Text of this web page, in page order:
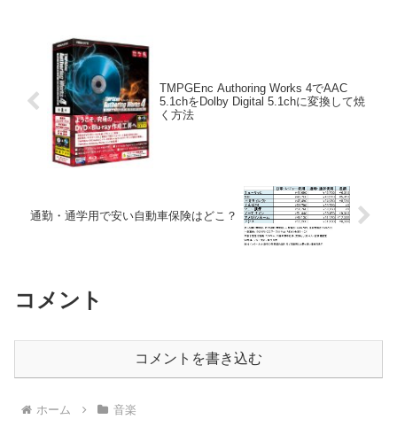
TMPGEnc Authoring Works 4でAAC
5.1chをDolby Digital 5.1chに変換して焼
く方法
通勤・通学用で安い自動車保険はどこ？
コメント
コメントを書き込む
ホーム 音楽